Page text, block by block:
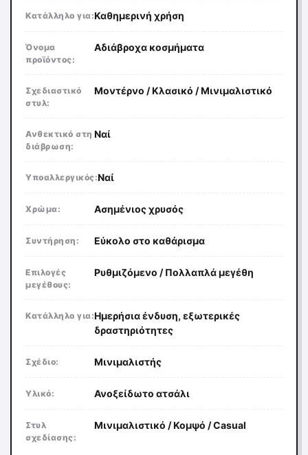
Κατάλληλο για:Καθημερινή χρήση
Όνομα
προϊόντος:
Αδιάβροχα κοσμήματα
Σχεδιαστικό
στυλ:
Μοντέρνο / Κλασικό / Μινιμαλιστικό
Ανθεκτικό στη
διάβρωση:
Ναί
Υποαλλεργικός:Ναί
Χρώμα: Ασημένιος χρυσός
Συντήρηση: Εύκολο στο καθάρισμα
Επιλογές
μεγέθους:
Ρυθμιζόμενο / Πολλαπλά μεγέθη
Κατάλληλο για:Ημερήσια ένδυση, εξωτερικές
δραστηριότητες
Σχέδιο: Μινιμαλιστής
Υλικό: Ανοξείδωτο ατσάλι
Στυλ
σχεδίασης:
Μινιμαλιστικό / Κομψό / Casual